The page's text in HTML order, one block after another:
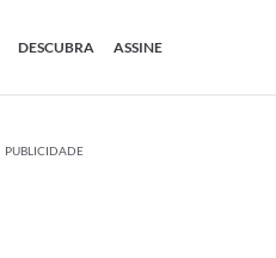
DESCUBRA ASSINE
PUBLICIDADE